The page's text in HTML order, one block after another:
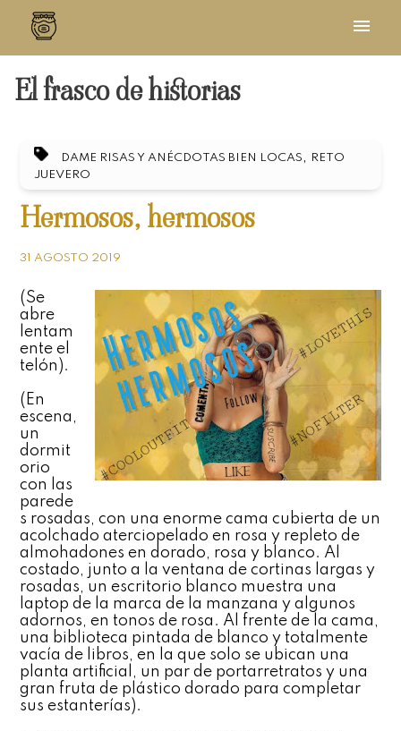
El frasco de historias
DAME RISAS Y ANÉCDOTAS BIEN LOCAS ,
RETO
JUEVERO
Hermosos, hermosos
31 AGOSTO 2019
(Se
abre
lentam
ente el
telón).
(En
escena,
un
dormit
orio
con las
parede
s rosadas, con una enorme cama cubierta de un
acolchado aterciopelado en rosa y repleto de
almohadones en dorado, rosa y blanco. Al
costado, junto a la ventana de cortinas largas y
rosadas, un escritorio blanco muestra una
laptop de la marca de la manzana y algunos
adornos, en tonos de rosa. Al frente de la cama,
una biblioteca pintada de blanco y totalmente
vacía de libros, en la que solo se ubican una
planta artificial, un par de portarretratos y una
gran fruta de plástico dorado para completar
sus estanterías).